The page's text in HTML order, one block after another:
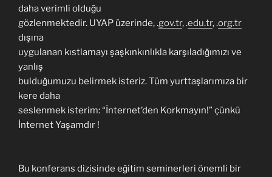
daha verimli olduğu
gözlenmektedir. UYAP üzerinde, .gov.tr, .edu.tr, .org.tr
dışına
uygulanan kıstlamayı şaşkınkınlıkla karşıladığımızı ve
yanlış
bulduğumuzu belirmek isteriz. Tüm yurttaşlarımıza bir
kere daha
seslenmek isterim: “İnternet’den Korkmayın!” çünkü
İnternet Yaşamdır !
Bu konferans dizisinde eğitim seminerleri önemli bir